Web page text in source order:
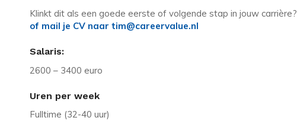
Klinkt dit als een goede eerste of volgende stap in jouw carrière?
of mail je CV naar tim@careervalue.nl
Salaris:
2600 – 3400 euro
Uren per week
Fulltime (32-40 uur)